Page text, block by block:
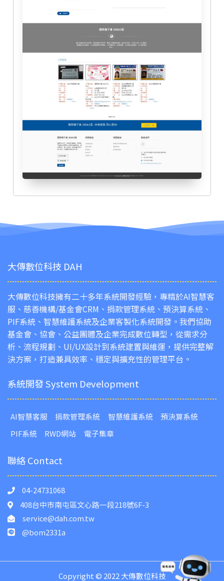
大傳數位科技 DAH
大傳數位科技擁有二十多年系統開發經驗，專精於AI智慧客
服、慈善機構/基金會CRM、捐款管理系統、預決算系統、
PIF系統、智慧維護系統及企業客製化系統開發。我們協助
基金會、協會、公益團體及企業完成數位轉型，從需求分
析、流程規劃、UI/UX設計到系統建置與維運，提供完整解
決方案，打造兼具效率、穩定與擴充性的管理平台。
系統開發 System Development
AI智慧客服 捐款管理系統 智慧維護系統
預決算系統
PIF系統
RWD網站 電子集章
聯絡 Contact
04-24731068
408台中市南屯區文心路一段218號6F-3
service@dah.com.tw
@bom2331a
Copyright © 2022 大傳數位科技